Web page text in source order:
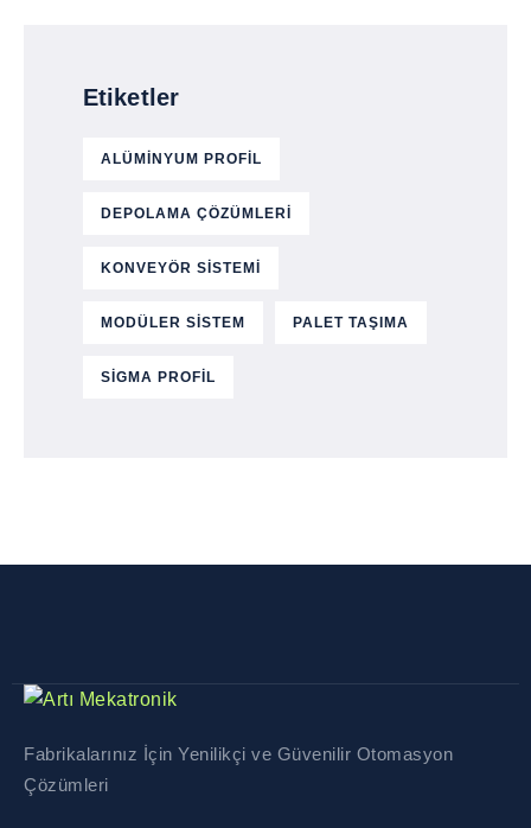
Etiketler
ALÜMINYUM PROFIL
DEPOLAMA ÇÖZÜMLERI
KONVEYÖR SISTEMI
MODÜLER SISTEM PALET TAŞIMA
SIGMA PROFIL
Fabrikalarınız İçin Yenilikçi ve Güvenilir Otomasyon
Çözümleri